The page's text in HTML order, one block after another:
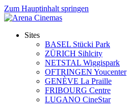
Zum Hauptinhalt springen
Sites
BASEL Stücki Park
ZÜRICH Sihlcity
NETSTAL Wiggispark
OFTRINGEN Youcenter
GENÈVE La Praille
FRIBOURG Centre
LUGANO CineStar